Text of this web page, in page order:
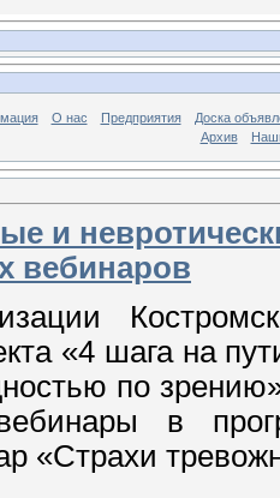
О нас Предприятия
Доска
Архив
и
вебинаров
«4 шага на
по
в
«Страхи